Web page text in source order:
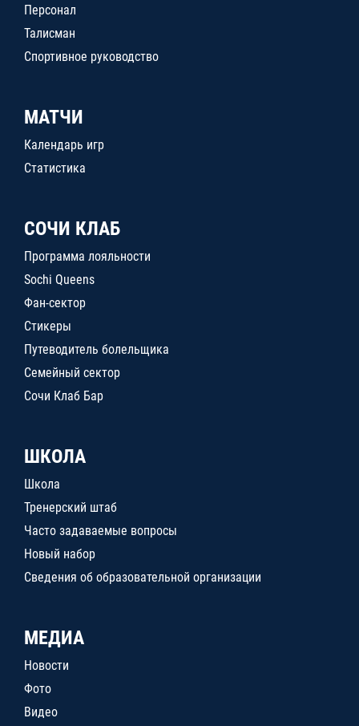
Персонал
Талисман
Спортивное руководство
МАТЧИ
Календарь игр
Статистика
СОЧИ КЛАБ
Программа лояльности
Sochi Queens
Фан-сектор
Стикеры
Путеводитель болельщика
Семейный сектор
Сочи Клаб Бар
ШКОЛА
Школа
Тренерский штаб
Часто задаваемые вопросы
Новый набор
Сведения об образовательной организации
МЕДИА
Новости
Фото
Видео